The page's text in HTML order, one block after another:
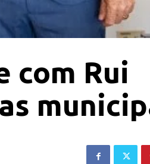
com Rui